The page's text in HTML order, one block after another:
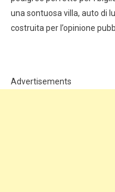
una sontuosa villa, auto di
costruita per l’opinione
Advertisements